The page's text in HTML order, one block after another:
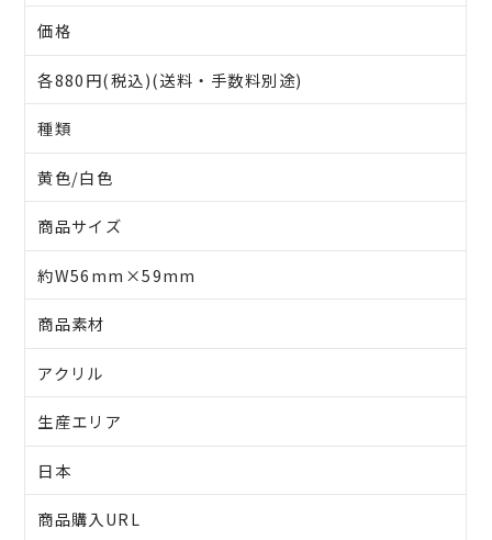
価格
各880円(税込)(送料・手数料別途)
種類
黄色/白色
商品サイズ
約W56mm×59mm
商品素材
アクリル
生産エリア
日本
商品購入URL